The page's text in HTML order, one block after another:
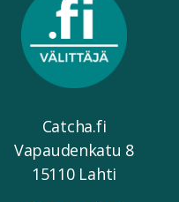
Catcha.fi
Vapaudenkatu 8
15110 Lahti